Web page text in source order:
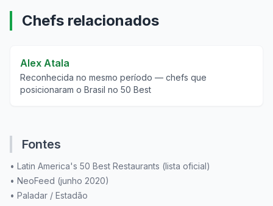
Chefs relacionados
Alex Atala
Reconhecida no mesmo período — chefs que
posicionaram o Brasil no 50 Best
Fontes
• Latin America's 50 Best Restaurants (lista oficial)
• NeoFeed (junho 2020)
• Paladar / Estadão